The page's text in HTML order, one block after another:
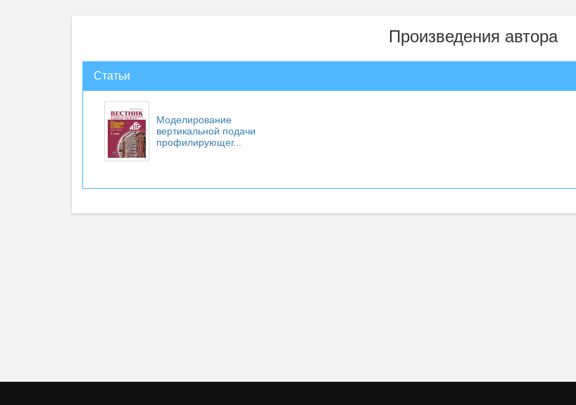
Произведения автора
Статьи
Моделирование
вертикальной подачи
профилирующег...